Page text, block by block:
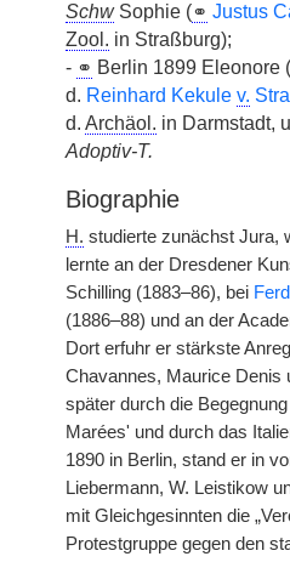
SchwSophie (⚭ Justus
Zool. in Straßburg);
- ⚭ Berlin 1899 Eleonore
d. Reinhard Kekule v.
d. Archäol. in Darmstadt,
Adoptiv-T.
Biographie
H. studierte zunächst Jura,
lernte an der Dresdener
Schilling (1883–86), bei
(1886–88) und an der
Dort erfuhr er stärkste
Chavannes, Maurice Denis
später durch die
Marées' und durch das
1890 in Berlin, stand er in
Liebermann, W. Leistikow
mit Gleichgesinnten die
Protestgruppe gegen den